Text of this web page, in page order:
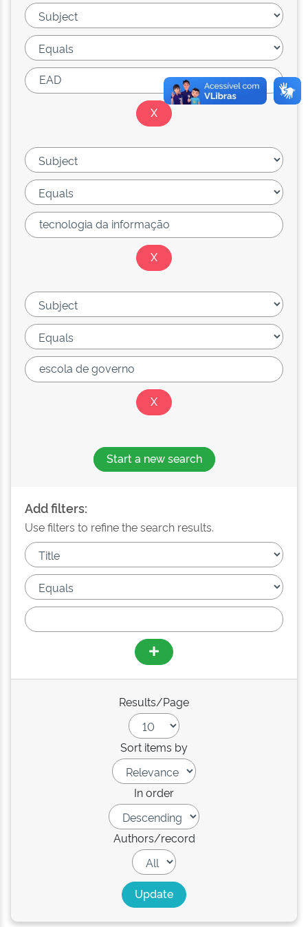
Start a new search
Add filters:
Use filters to refine the search results.
Results/Page
Sort items by
In order
Authors/record